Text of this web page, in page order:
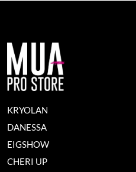
KRYOLAN
DANESSA
EIGSHOW
CHERI UP